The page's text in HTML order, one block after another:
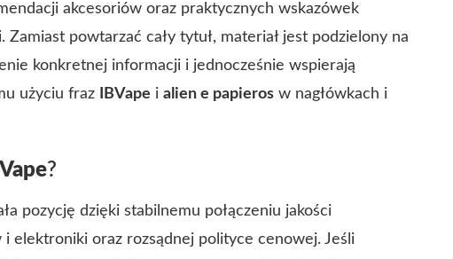
akcesoriów oraz praktycznych wskazówek
powtarzać cały tytuł, materiał jest podzielony na
konkretnej informacji i jednocześnie wspierają
użyciu fraz
IBVape i alien e papieros w nagłówkach i
?
pozycję dzięki stabilnemu połączeniu jakości
elektroniki oraz rozsądnej polityce cenowej. Jeśli